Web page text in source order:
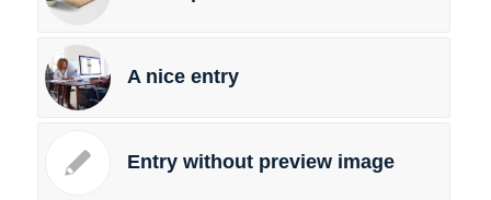
A nice entry
Entry without preview image